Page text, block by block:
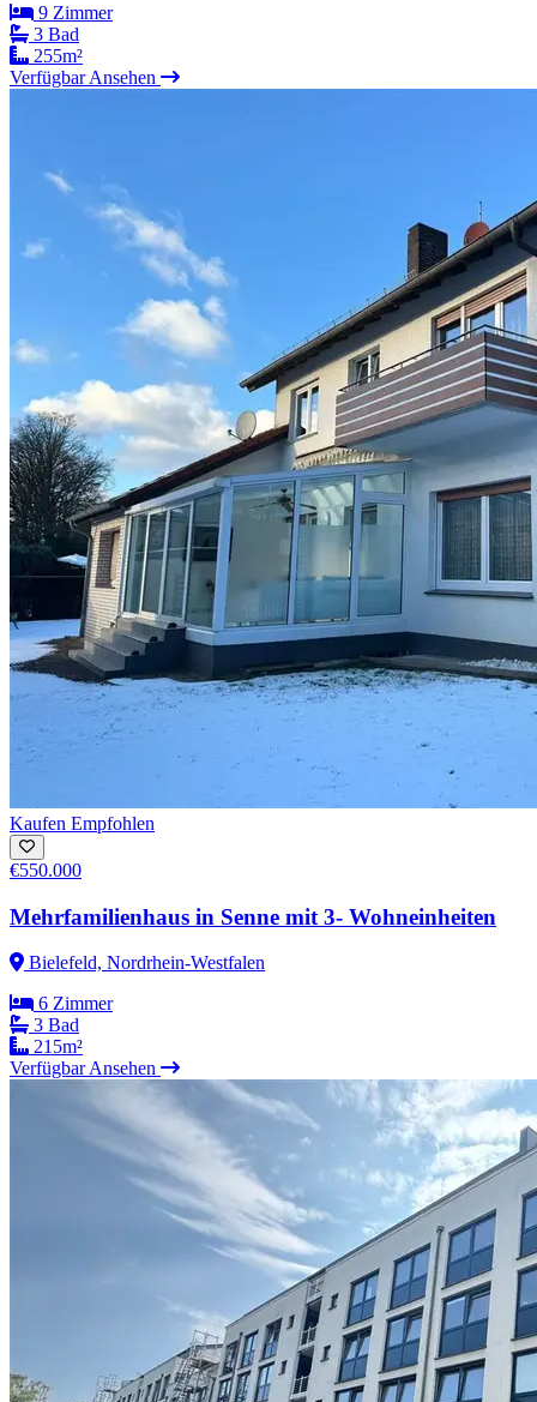
9 Zimmer
3 Bad
255m²
VerfügbarAnsehen
Kaufen Empfohlen
€550.000
Mehrfamilienhaus in Senne mit 3- Wohneinheiten
Bielefeld, Nordrhein-Westfalen
6 Zimmer
3 Bad
215m²
VerfügbarAnsehen